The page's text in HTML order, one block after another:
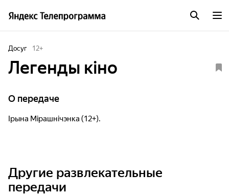
Досуг 12+
Легенды кіно
О передаче
Ірына Мірашнічэнка (12+).
Другие развлекательные
передачи